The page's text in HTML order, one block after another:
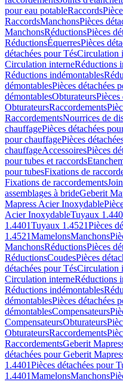
pour eau potableRaccords
RaccordsManchonsPièces
ManchonsRéductionsPièces
RéductionsÉquerresPièces
détachées pour TésCirculation
Circulation interneRéductions
Réductions indémontables
démontablesPièces détachées
démontablesObturateursPièces
ObturateursRaccordements
RaccordementsNourrices de
chauffagePièces détachées
pour chauffagePièces
chauffageAccessoiresPièces
pour tubes et raccords
pour tubesFixations de
Fixations de raccordements
assemblages à brideGeberit
Mapress Acier Inoxydable
Acier InoxydableTuyaux
1.4401Tuyaux 1.4521Pièces
1.4521MamelonsManchons
ManchonsRéductionsPièces
RéductionsCoudesPièces
détachées pour TésCirculation
Circulation interneRéductions
Réductions indémontables
démontablesPièces détachées
démontablesCompensateurs
CompensateursObturateurs
ObturateursRaccordements
RaccordementsGeberit
détachées pour Geberit
1.4401Pièces détachées pour
1.4401MamelonsManchons